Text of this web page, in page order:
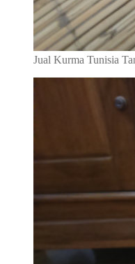
Jual Kurma Tunisia